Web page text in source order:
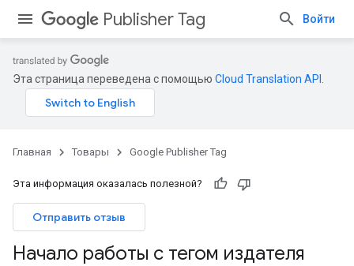
Publisher Tag Войти
Эта страница переведена с помощью Cloud Translation API
Главная Товары Google Publisher Tag
Эта информация оказалась полезной?
Отправить отзыв
Начало работы с тегом издателя